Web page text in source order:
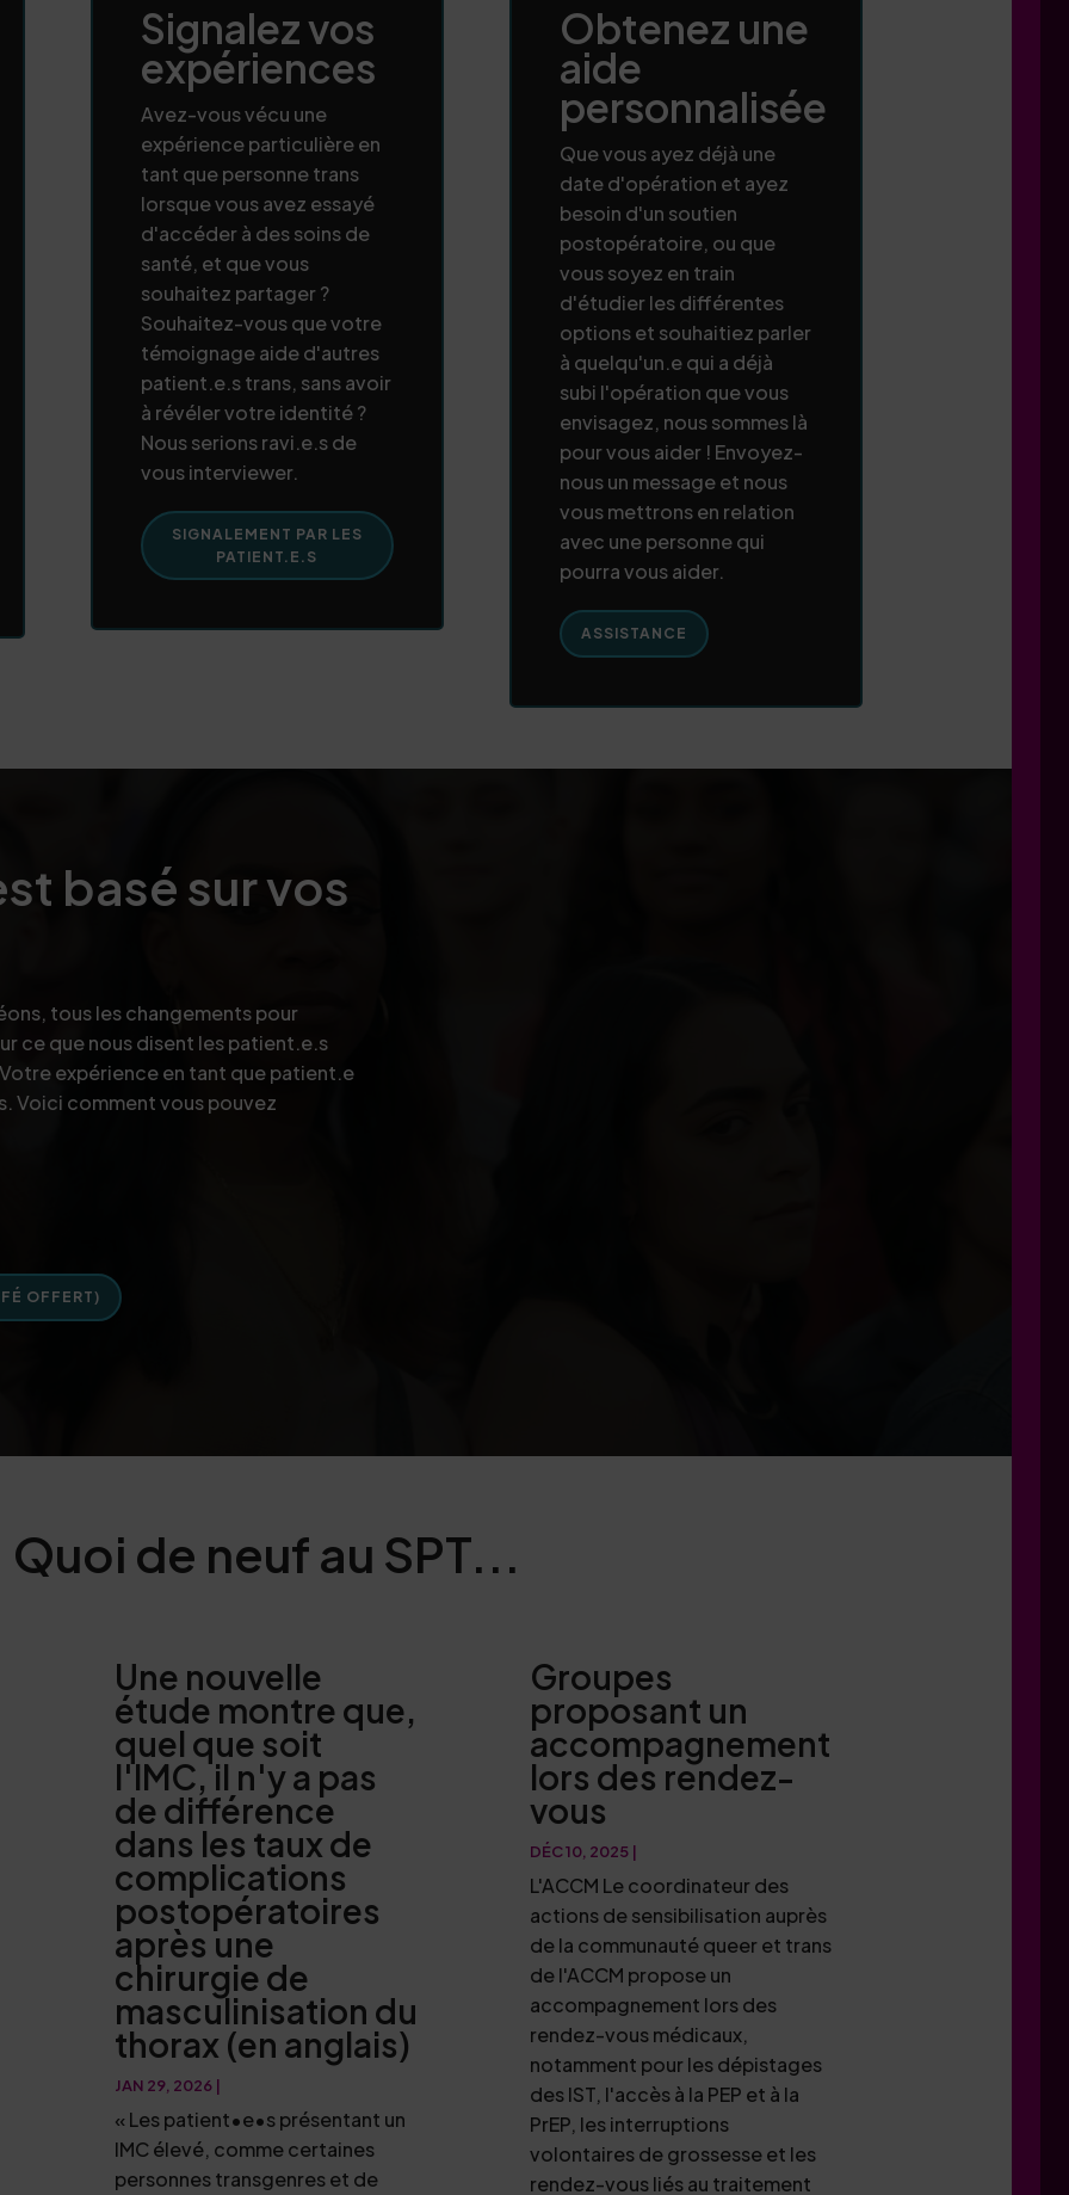
Signalez vos
expériences
Avez-vous vécu une
expérience particulière en
tant que personne trans
lorsque vous avez essayé
d'accéder à des soins de
santé, et que vous
souhaitez partager ?
Souhaitez-vous que votre
témoignage aide d'autres
patient.e.s trans, sans avoir
à révéler votre identité ?
Nous serions ravi.e.s de
vous interviewer.
SIGNALEMENT PAR LES
PATIENT.E.S
Obtenez une
aide
personnalisée
Que vous ayez déjà une
date d'opération et ayez
besoin d'un soutien
postopératoire, ou que
vous soyez en train
d'étudier les différentes
options et souhaitiez parler
à quelqu'un.e qui a déjà
subi l'opération que vous
envisagez, nous sommes là
pour vous aider ! Envoyez-
nous un message et nous
vous mettrons en relation
avec une personne qui
pourra vous aider.
ASSISTANCE
basé sur vos
tous les changements pour
ce que nous disent les patient.e.s
expérience en tant que patient.e
Voici comment vous pouvez
OFFERT)
Quoi de neuf au SPT...
Une nouvelle
étude montre que,
quel que soit
l'IMC, il n'y a pas
de différence
dans les taux de
complications
postopératoires
après une
chirurgie de
masculinisation du
thorax (en anglais)
JAN 29, 2026 |
« Les patient•e•s présentant un
IMC élevé, comme certaines
personnes transgenres et de
Groupes
proposant un
accompagnement
lors des rendez-
vous
DÉC 10, 2025 |
L'ACCM Le coordinateur des
actions de sensibilisation auprès
de la communauté queer et trans
de l'ACCM propose un
accompagnement lors des
rendez-vous médicaux,
notamment pour les dépistages
des IST, l'accès à la PEP et à la
PrEP, les interruptions
volontaires de grossesse et les
rendez-vous liés au traitement